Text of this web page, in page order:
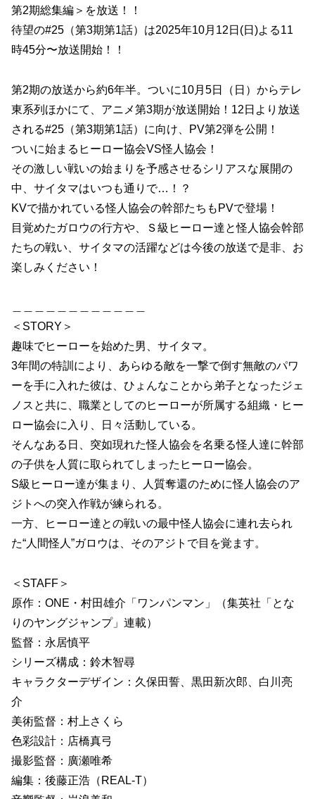
第2期総集編＞を放送！！
待望の#25（第3期第1話）は2025年10月12日(日)よる11
時45分〜放送開始！！
第2期の放送から約6年半。ついに10月5日（日）からテレ
東系列ほかにて、アニメ第3期が放送開始！12日より放送
される#25（第3期第1話）に向け、PV第2弾を公開！
ついに始まるヒーロー協会VS怪人協会！
その激しい戦いの始まりを予感させるシリアスな展開の
中、サイタマはいつも通りで…！？
KVで描かれている怪人協会の幹部たちもPVで登場！
目覚めたガロウの行方や、Ｓ級ヒーロー達と怪人協会幹部
たちの戦い、サイタマの活躍などは今後の放送で是非、お
楽しみください！
＜STORY＞
趣味でヒーローを始めた男、サイタマ。
3年間の特訓により、あらゆる敵を一撃で倒す無敵のパワ
ーを手に入れた彼は、ひょんなことから弟子となったジェ
ノスと共に、職業としてのヒーローが所属する組織・ヒー
ロー協会に入り、日々活動している。
そんなある日、突如現れた怪人協会を名乗る怪人達に幹部
の子供を人質に取られてしまったヒーロー協会。
S級ヒーロー達が集まり、人質奪還のために怪人協会のア
ジトへの突入作戦が練られる。
一方、ヒーロー達との戦いの最中怪人協会に連れ去られ
た“人間怪人”ガロウは、そのアジトで目を覚ます。
＜STAFF＞
原作：ONE・村田雄介「ワンパンマン」（集英社「とな
りのヤングジャンプ」連載）
監督：永居慎平
シリーズ構成：鈴木智尋
キャラクターデザイン：久保田誓、黒田新次郎、白川亮
介
美術監督：村上さくら
色彩設計：店橋真弓
撮影監督：廣瀬唯希
編集：後藤正浩（REAL-T）